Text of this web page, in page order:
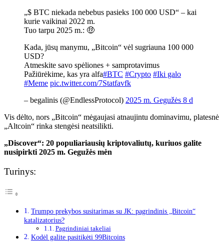
„$ BTC niekada nebebus pasieks 100 000 USD“ – kai
kurie vaikinai 2022 m.
Tuo tarpu 2025 m.: 🤑
Kada, jūsų manymu, „Bitcoin“ vėl sugriauna 100 000
USD?
Atmeskite savo spėliones + samprotavimus
Pažiūrėkime, kas yra alfa#BTC #Crypto #Iki galo
#Meme pic.twitter.com/7Statfavfk
– begalinis (@EndlessProtocol) 2025 m. Gegužės 8 d
Vis dėlto, nors „Bitcoin“ mėgaujasi atnaujintu dominavimu, platesnė
„Altcoin“ rinka stengėsi neatsilikti.
„Discover“: 20 populiariausių kriptovaliutų, kuriuos galite
nusipirkti 2025 m. Gegužės mėn
Turinys:
Trumpo prekybos susitarimas su JK: pagrindinis „Bitcoin“
katalizatorius?
Pagrindiniai takeliai
Kodėl galite pasitikėti 99Bitcoins